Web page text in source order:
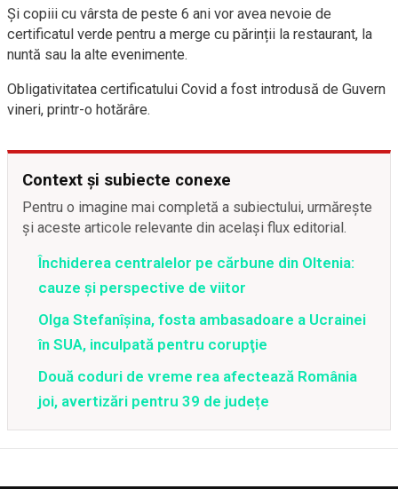
Și copiii cu vârsta de peste 6 ani vor avea nevoie de
certificatul verde pentru a merge cu părinții la restaurant, la
nuntă sau la alte evenimente.
Obligativitatea certificatului Covid a fost introdusă de Guvern
vineri, printr-o hotărâre.
Context și subiecte conexe
Pentru o imagine mai completă a subiectului, urmărește
și aceste articole relevante din același flux editorial.
Închiderea centralelor pe cărbune din Oltenia:
cauze și perspective de viitor
Olga Stefanîşina, fosta ambasadoare a Ucrainei
în SUA, inculpată pentru corupţie
Două coduri de vreme rea afectează România
joi, avertizări pentru 39 de județe